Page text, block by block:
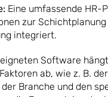
Eine umfassende HR-
zur Schichtplanung
integriert.
Software
ab, wie z. B.
Branche und den